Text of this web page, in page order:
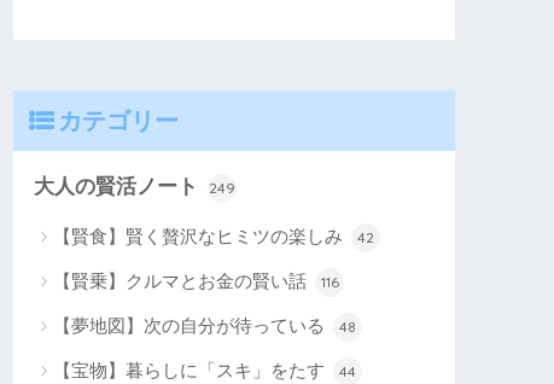
カテゴリー
大人の賢活ノート 249
【賢食】賢く贅沢なヒミツの楽しみ 42
【賢乗】クルマとお金の賢い話 116
【夢地図】次の自分が待っている 48
【宝物】暮らしに「スキ」をたす 44